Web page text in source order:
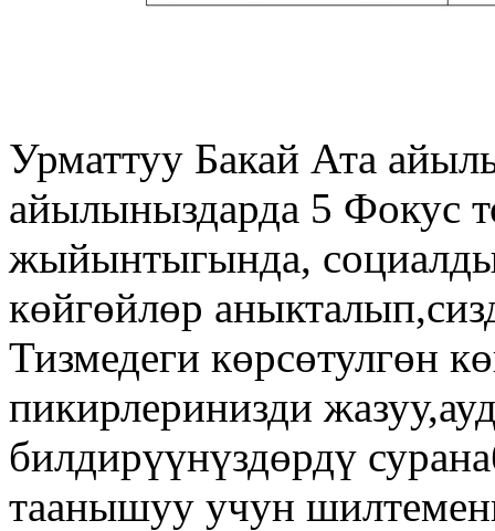
Урматтуу Бакай Ата
айылыныздарда 5 Фокус
жыйынтыгында,
көйгөйлөр
Тизмедеги көрсөтулгөн
пикирлеринизди
билдирүүнүздөрдү
таанышуу учун